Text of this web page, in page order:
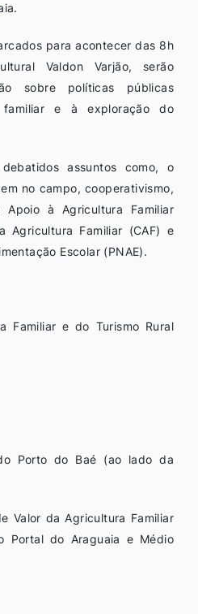
para acontecer das 8h
Valdon Varjão, serão
sobre políticas públicas
e à exploração do
assuntos como, o
no campo, cooperativismo,
à Agricultura Familiar
Agricultura Familiar (CAF) e
Escolar (PNAE).
Familiar e do Turismo Rural
Porto do Baé (ao lado da
Valor da Agricultura Familiar
Portal do Araguaia e Médio